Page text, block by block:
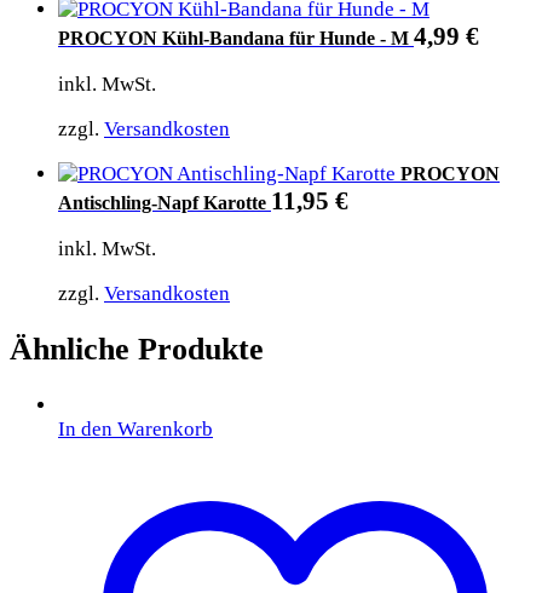
PROCYON Kühl-Bandana für Hunde - M 4,99 €
inkl. MwSt.
zzgl. Versandkosten
PROCYON
Antischling-Napf Karotte 11,95 €
inkl. MwSt.
zzgl. Versandkosten
Ähnliche Produkte
In den Warenkorb